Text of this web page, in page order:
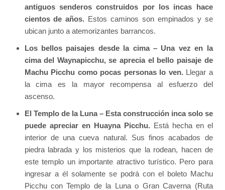
antiguos senderos construidos por los incas hace
cientos de años. Estos caminos son empinados y se
ubican junto a atemorizantes barrancos.
Los bellos paisajes desde la cima – Una vez en la
cima del Waynapicchu, se aprecia el bello paisaje de
Machu Picchu como pocas personas lo ven.Llegar a
la cima es la mayor recompensa al esfuerzo del
ascenso.
El Templo de la Luna – Esta construcción inca solo se
puede apreciar en Huayna Picchu.Está hecha en el
interior de una cueva natural. Sus finos acabados de
piedra labrada y los misterios que la rodean, hacen de
este templo un importante atractivo turístico. Pero para
ingresar a él solamente se podrá con el boleto Machu
Picchu con Templo de la Luna o Gran Caverna (Ruta